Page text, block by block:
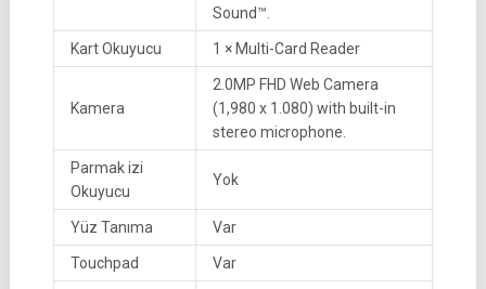
Sound™.
Kart Okuyucu 1 × Multi-Card Reader
Kamera
2.0MP FHD Web Camera
(1,980 x 1.080) with built-in
stereo microphone.
Parmak izi
Okuyucu
Yok
Yüz Tanıma Var
Touchpad Var